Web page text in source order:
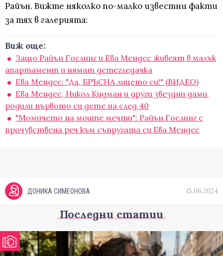
Райън. Вижте няколко по-малко известни факти
за тях в галерията:
Виж още:
Защо Райън Гослинг и Ева Мендес живеят в малък
апартамент и нямат детегледачка
Ева Мендес: "Да, БРЪСНА лицето си!" (ВИДЕО)
Ева Мендес, Никол Кидман и други звездни дами,
родили първото си дете на след 40
"Момичето на моите мечти": Райън Гослинг с
прочувствена реч към съпругата си Ева Мендес
ДОНИКА СИМЕОНОВА 15.06.2024
Последни статии